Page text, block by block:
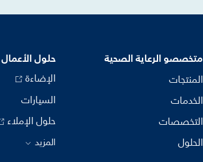
متخصصو الرعاية الصحية
المنتجات
الخدمات
التخصصات
الحلول
حلول
الإضاءة
السيارات
حلول الإملاء
المزيد